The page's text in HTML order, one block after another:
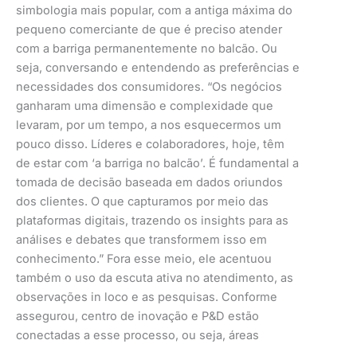
simbologia mais popular, com a antiga máxima do
pequeno comerciante de que é preciso atender
com a barriga permanentemente no balcão. Ou
seja, conversando e entendendo as preferências e
necessidades dos consumidores. “Os negócios
ganharam uma dimensão e complexidade que
levaram, por um tempo, a nos esquecermos um
pouco disso. Líderes e colaboradores, hoje, têm
de estar com ‘a barriga no balcão’. É fundamental a
tomada de decisão baseada em dados oriundos
dos clientes. O que capturamos por meio das
plataformas digitais, trazendo os insights para as
análises e debates que transformem isso em
conhecimento.” Fora esse meio, ele acentuou
também o uso da escuta ativa no atendimento, as
observações in loco e as pesquisas. Conforme
assegurou, centro de inovação e P&D estão
conectadas a esse processo, ou seja, áreas